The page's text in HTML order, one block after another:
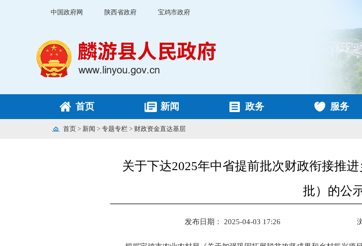
中国政府网 陕西省政府 宝鸡市政府
首页 新闻 政务 服务
首页 > 新闻 > 专题专栏 > 财政资金直达基层
关于下达2025年中省提前批次财政衔接推
批）的公
发布日期： 2025-04-03 17:26